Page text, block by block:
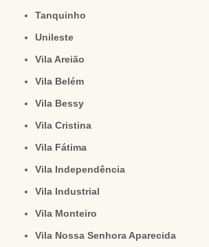
Tanquinho
Unileste
Vila Areião
Vila Belém
Vila Bessy
Vila Cristina
Vila Fátima
Vila Independência
Vila Industrial
Vila Monteiro
Vila Nossa Senhora Aparecida